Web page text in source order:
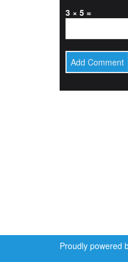
3 × 5 =
Proudly powered